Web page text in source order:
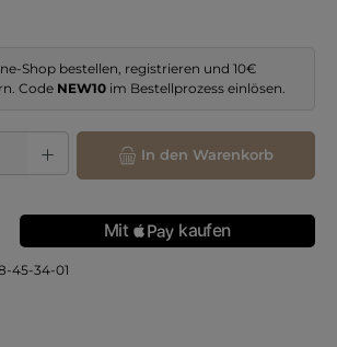
Shop bestellen, registrieren und 10€
Code NEW10 im Bestellprozess einlösen.
gewünschten Wert ein oder benutze die
In den Warenkorb
45-34-01